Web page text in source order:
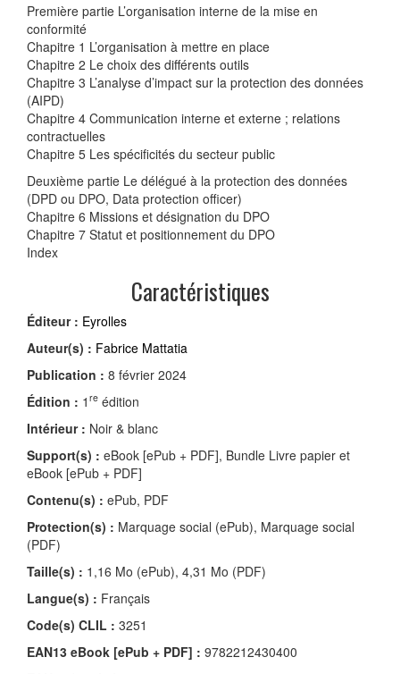
Première partie L’organisation interne de la mise en
conformité
Chapitre 1 L’organisation à mettre en place
Chapitre 2 Le choix des différents outils
Chapitre 3 L’analyse d’impact sur la protection des données
(AIPD)
Chapitre 4 Communication interne et externe ; relations
contractuelles
Chapitre 5 Les spécificités du secteur public
Deuxième partie Le délégué à la protection des données
(DPD ou DPO, Data protection officer)
Chapitre 6 Missions et désignation du DPO
Chapitre 7 Statut et positionnement du DPO
Index
Caractéristiques
Éditeur : Eyrolles
Auteur(s) : Fabrice Mattatia
Publication : 8 février 2024
Édition : 1 re édition
Intérieur : Noir & blanc
Support(s) : eBook [ePub + PDF], Bundle Livre papier et
eBook [ePub + PDF]
Contenu(s) : ePub, PDF
Protection(s) : Marquage social (ePub), Marquage social
(PDF)
Taille(s) : 1,16 Mo (ePub), 4,31 Mo (PDF)
Langue(s) : Français
Code(s) CLIL : 3251
EAN13 eBook [ePub + PDF] : 9782212430400